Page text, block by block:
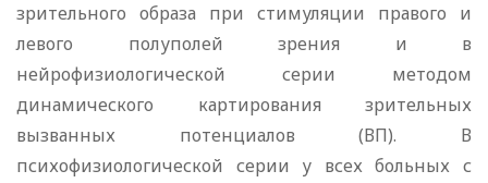
зрительного образа при стимуляции правого и
левого полуполей зрения и в
нейрофизиологической серии методом
динамического картирования зрительных
вызванных потенциалов (ВП). В
психофизиологической серии у всех больных с